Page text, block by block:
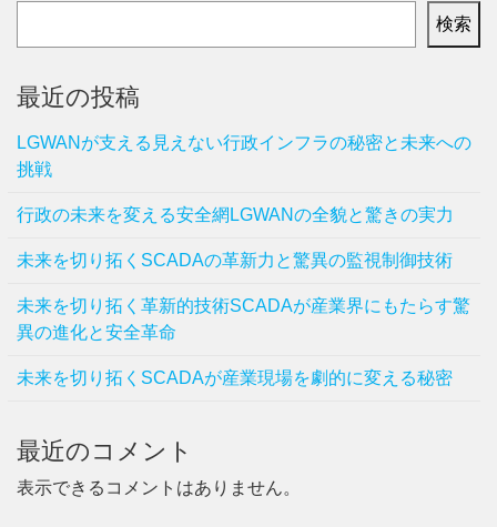
検索
最近の投稿
LGWANが支える見えない行政インフラの秘密と未来への
挑戦
行政の未来を変える安全網LGWANの全貌と驚きの実力
未来を切り拓くSCADAの革新力と驚異の監視制御技術
未来を切り拓く革新的技術SCADAが産業界にもたらす驚
異の進化と安全革命
未来を切り拓くSCADAが産業現場を劇的に変える秘密
最近のコメント
表示できるコメントはありません。